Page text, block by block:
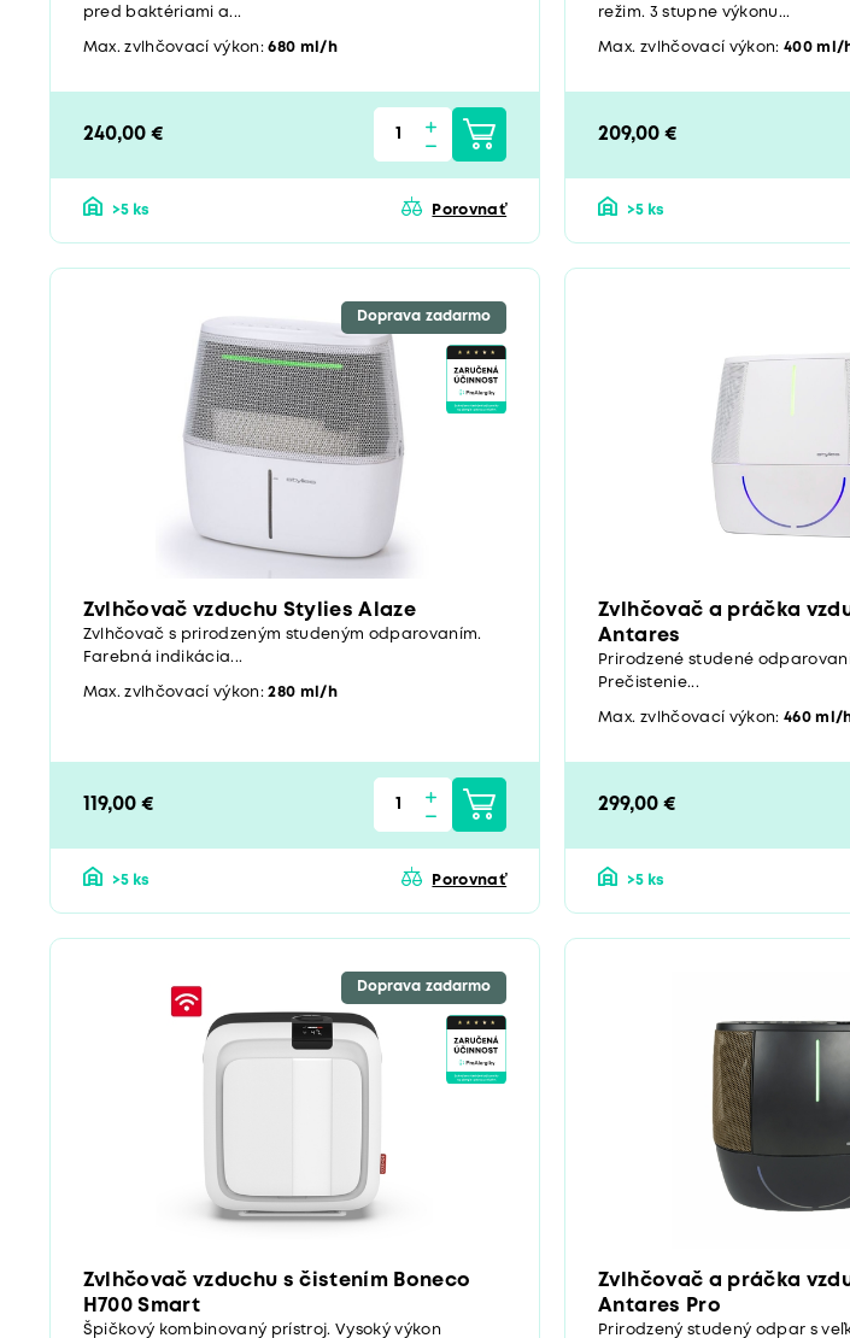
pred baktériami a...
Max. zvlhčovací výkon:680 ml/h
240,00 €
>5 ks Porovnať
režim. 3 stupne výkonu...
Max. zvlhčovací výkon: 400 ml/
209,00 €
>5 ks
Doprava zadarmo
Zvlhčovač vzduchu Stylies Alaze
Zvlhčovač s prirodzeným studeným odparovaním.
Farebná indikácia...
Max. zvlhčovací výkon:280 ml/h
119,00 €
>5 ks Porovnať
Zvlhčovač a práčka
Antares
Prirodzené studené
Prečistenie...
Max. zvlhčovací výkon: 460 ml/
299,00 €
>5 ks
Doprava zadarmo
Zvlhčovač vzduchu s čistením Boneco
H700 Smart
Špičkový kombinovaný prístroj. Vysoký výkon
Zvlhčovač a práčka
Antares Pro
Prirodzený studený odpar s